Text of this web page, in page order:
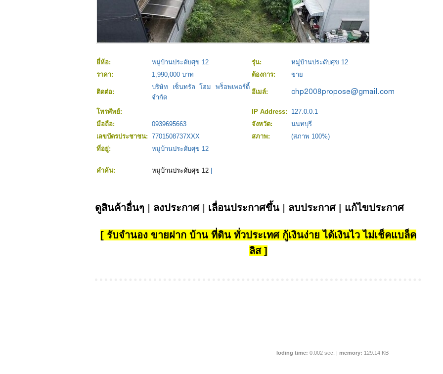
ยี่ห้อ: หมู่บ้านประดับศุข 12 รุ่น:
หมู่บ้านประดับศุข 12
ราคา:
1,990,000 บาท ต้องการ: ขาย
ติดต่อ:
บริษัท เซ็นทรัล โฮม พร็อพเพอร์ตี้
จำกัด
อีเมล์:
โทรศัพย์: IP Address:
127.0.0.1
มือถือ:
0939695663 จังหวัด:
นนทบุรี
เลขบัตรประชาชน: 7701508737XXX สภาพ:
(สภาพ 100%)
ที่อยู่:
หมู่บ้านประดับศุข 12
คำค้น: หมู่บ้านประดับศุข 12
ดูสินค้าอื่นๆ ลงประกาศ| เลื่อนประกาศขึ้น ลบประกาศ| แก้ไขประกาศ
[ รับจำนอง ขายฝาก บ้าน ที่ดิน ทั่วประเทศ กู้เงินง่าย ได้เงินไว ไม่เช็คแบล็ค
ลิส ]
loding time: 0.002 sec | memory: 129.14 KB